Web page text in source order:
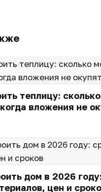
теплицу:
вложения не
дом в 2026 году:
цен и